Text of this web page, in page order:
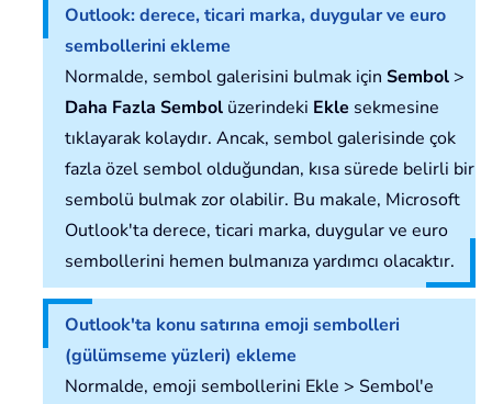
Outlook: derece, ticari marka, duygular ve euro
sembollerini ekleme
Normalde, sembol galerisini bulmak için Sembol >
Daha Fazla Sembol üzerindeki Ekle sekmesine
tıklayarak kolaydır. Ancak, sembol galerisinde çok
fazla özel sembol olduğundan, kısa sürede belirli bir
sembolü bulmak zor olabilir. Bu makale, Microsoft
Outlook'ta derece, ticari marka, duygular ve euro
sembollerini hemen bulmanıza yardımcı olacaktır.
Outlook'ta konu satırına emoji sembolleri
(gülümseme yüzleri) ekleme
Normalde, emoji sembollerini Ekle > Sembol'e